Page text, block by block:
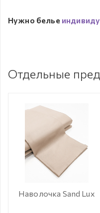
Нужно белье
Отдельные
Наволочка Sand Lux